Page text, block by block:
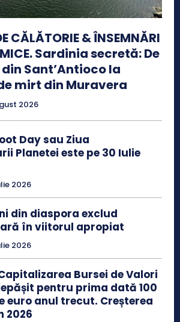
CĂLĂTORIE & ÎNSEMNĂRI
Sardinia secretă: De
Sant’Antioco la
mirt din Muravera
2026
Day sau Ziua
Planetei este pe 30 Iulie
2026
din diaspora exclud
în viitorul apropiat
2026
Bursei de Valori
pentru prima dată 100
euro anul trecut. Creșterea
2026